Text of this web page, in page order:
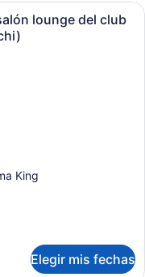
de hotel con dos
lounge del club
King
Elegir mis fechas